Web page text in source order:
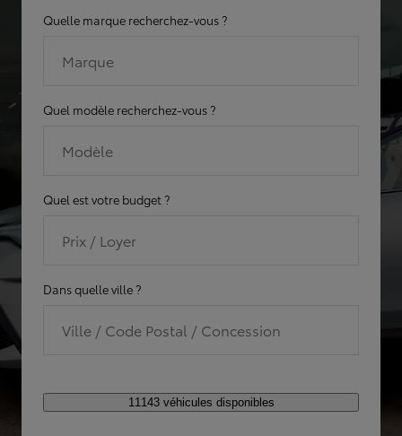
Quelle marque recherchez-vous ?
Marque
Quel modèle recherchez-vous ?
Modèle
Quel est votre budget ?
Prix / Loyer
Dans quelle ville ?
Ville / Code Postal / Concession
11143 véhicules disponibles